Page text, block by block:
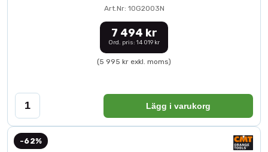
Art.Nr: 10G2003N
7 494 kr
Ord. pris: 14 019 kr
(5 995 kr exkl. moms)
Lägg i varukorg
-62%